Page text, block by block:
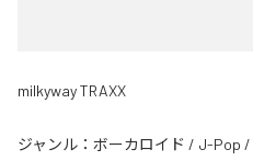
milkyway TRAXX
ジャンル： ボーカロイド / J-Pop /